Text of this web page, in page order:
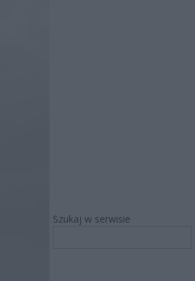
Szukaj w serwisie